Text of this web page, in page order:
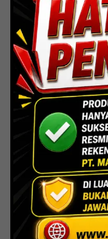
Indoor
Lihat Detail
Interior
Lihat Detail